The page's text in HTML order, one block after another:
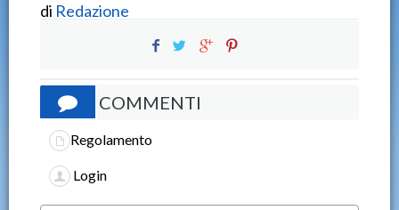
di Redazione
COMMENTI
Regolamento
Login